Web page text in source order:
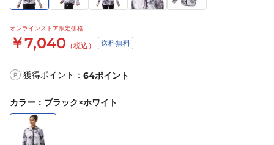
オンラインストア限定価格
￥7,040 （税込） 送料無料
P 獲得ポイント： 64ポイント
カラー ： ブラック×ホワイト